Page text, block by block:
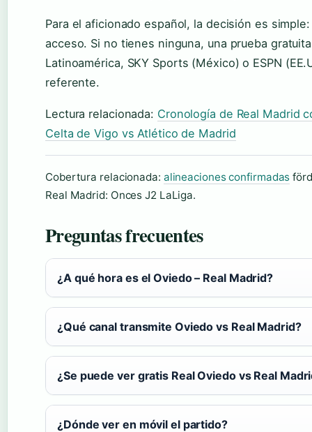
Para el aficionado español, la decisión es
acceso. Si no tienes ninguna, una prueba
Latinoamérica, SKY Sports (México) o ESPN
referente.
Lectura relacionada: Cronología de Real Madrid
Celta de Vigo vs Atlético de Madrid
Cobertura relacionada: alineaciones confirmadas
Real Madrid: Onces J2 LaLiga.
Preguntas frecuentes
¿A qué hora es el Oviedo – Real Madrid?
¿Qué canal transmite Oviedo vs Real Madrid?
¿Se puede ver gratis Real Oviedo vs Real
¿Dónde ver en móvil el partido?